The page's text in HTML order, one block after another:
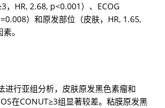
，HR, 2.68, p<0.001）、ECOG
）和原发部位（皮肤，HR, 1.65,
。
进行亚组分析，皮肤原发黑色素瘤和
在CONUT≥3组显著较差。粘膜原发黑